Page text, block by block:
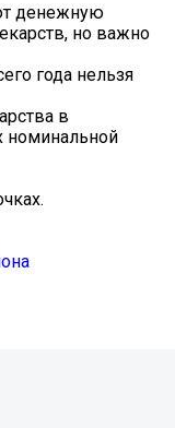
денежную
но важно
года нельзя
в
номинальной